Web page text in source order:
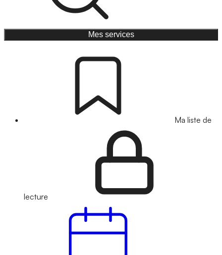
Mes services
Ma liste de
lecture